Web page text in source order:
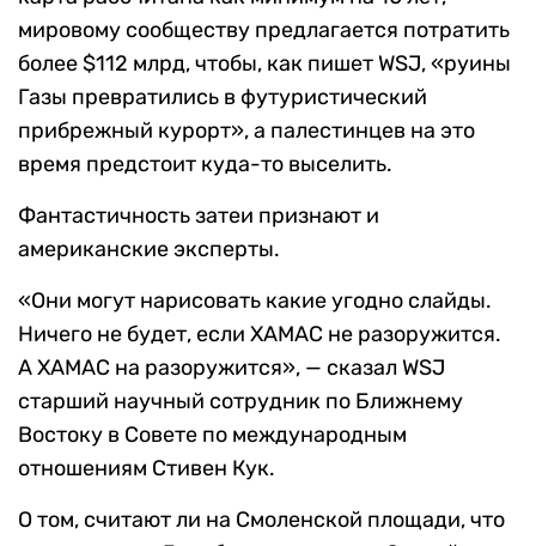
мировому сообществу предлагается потратить
более $112 млрд, чтобы, как пишет WSJ, «руины
Газы превратились в футуристический
прибрежный курорт», а палестинцев на это
время предстоит куда-то выселить.
Фантастичность затеи признают и
американские эксперты.
«Они могут нарисовать какие угодно слайды.
Ничего не будет, если ХАМАС не разоружится.
А ХАМАС на разоружится», — сказал WSJ
старший научный сотрудник по Ближнему
Востоку в Совете по международным
отношениям Стивен Кук.
О том, считают ли на Смоленской площади, что